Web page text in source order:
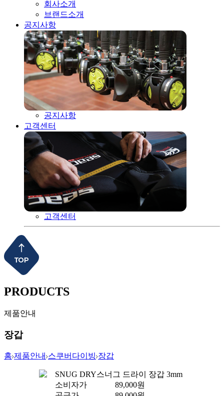
회사소개
브랜드소개
공지사항
공지사항
고객센터
고객센터
PRODUCTS
제품안내
장갑
홈 제품안내 스쿠버다이빙 장갑
SNUG DRY스너그 드라이 장갑 3mm
소비자가
89,000원